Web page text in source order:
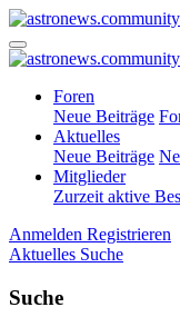
Foren
Neue Beiträge
Aktuelles
Neue Beiträge
Mitglieder
Zurzeit aktive
Anmelden Registrieren
Aktuelles Suche
Suche